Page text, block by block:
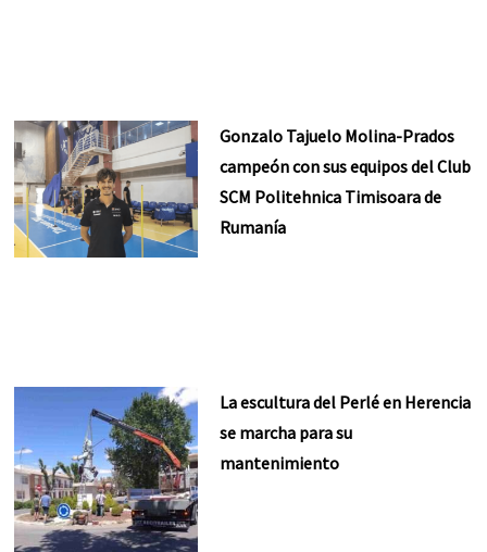
Gonzalo Tajuelo Molina-Prados
campeón con sus equipos del Club
SCM Politehnica Timisoara de
Rumanía
La escultura del Perlé en Herencia
se marcha para su
mantenimiento